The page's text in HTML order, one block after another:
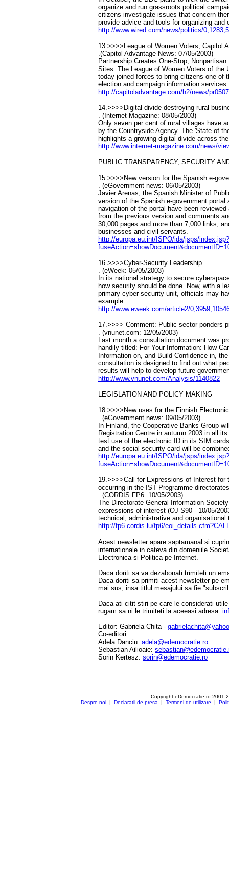
organize and run grassroots political
citizens investigate issues that concern
provide advice and tools for organizing and
http://www.wired.com/news/politics/
13.>>>>League of Women Voters, Capitol
.(Capitol Advantage News: 07/05/2003)
Partnership Creates One-Stop,
Sites. The League of Women Voters of the
today joined forces to bring citizens one of
election and campaign information services.
http://capitoladvantage.com/h2/news/
14.>>>>Digital divide destroying rural
. (Internet Magazine: 08/05/2003)
Only seven per cent of rural villages have
by the Countryside Agency. The 'State of
highlights a growing digital divide across
http://www.internet-magazine.com/news/
PUBLIC TRANSPARENCY, SECURITY
15.>>>>New version for the Spanish e-
. (eGovernment news: 06/05/2003)
Javier Arenas, the Spanish Minister of
version of the Spanish e-government
navigation of the portal have been
from the previous version and comments
30,000 pages and more than 7,000 links,
businesses and civil servants.
http://europa.eu.int/ISPO/ida/jsps/index.jsp?
16.>>>>Cyber-Security Leadership
. (eWeek: 05/05/2003)
In its national strategy to secure
how security should be done. Now, with a
primary cyber-security unit, officials may
example.
http://www.eweek.com/article2/
17.>>>> Comment: Public sector ponders
. (vnunet.com: 12/05/2003)
Last month a consultation document was
handily titled: For Your Information: How
Information on, and Build Confidence in,
consultation is designed to find out what
results will help to develop future
http://www.vnunet.com/Analysis/1140822
LEGISLATION AND POLICY MAKING
18.>>>>New uses for the Finnish
. (eGovernment news: 09/05/2003)
In Finland, the Cooperative Banks Group
Registration Centre in autumn 2003 in all
test use of the electronic ID in its SIM
and the social security card will be
http://europa.eu.int/ISPO/ida/jsps/index.jsp?
19.>>>>Call for Expressions of Interest
occurring in the IST Programme directorates
. (CORDIS FP6: 10/05/2003)
The Directorate General Information
expressions of interest (OJ S90 - 10/05/
technical, administrative and
http://fp6.cordis.lu/fp6/
Acest newsletter apare saptamanal si
internationale in cateva din domeniile
Electronica si Politica pe Internet.
Daca doriti sa va dezabonati trimiteti un
Daca doriti sa primiti acest newsletter pe
mai sus, insa titlul mesajului sa fie
Daca ati citit stiri pe care le considerati
rugam sa ni le trimiteti la aceeasi adresa:
Editor: Gabriela Chita -
Co-editori:
Adela Danciu: adela@edemocratie.ro
Sebastian Ailioaie:
Sorin Kertesz: sorin@edemocratie.ro
Copyright eDemocratie.ro 2001-
Despre noi| Declaratii de presa | Termeni de utilizare |